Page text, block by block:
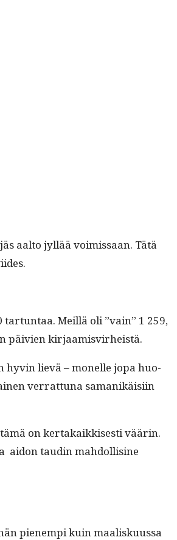
aal­to jyl­lää voimis­saan. Tätä
Meil­lä oli ”vain” 1 259,
päivien kirjaamisvirheistä.
hyvin lievä – mon­elle jopa huo­
ver­rat­tuna samanikäisi­in
on ker­takaikkises­ti väärin.
aidon taudin mah­dol­li­sine
pienem­pi kuin maalisku­us­sa